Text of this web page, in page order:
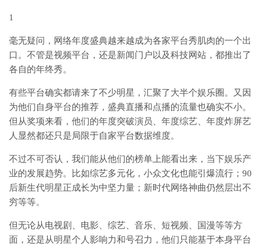
1
毫无疑问，网络年度盛典越来越成为各家平台秀肌肉的一个出
口。不管是视频平台，还是新闻门户以及科技网站，都推出了
各自的年终秀。
有些平台确实都请来了不少明星，汇聚了大半个娱乐圈。又因
为他们自身平台的推荐，盛典直播和点播的流量也确实不小。
但从奖项来看，他们的年度突破演员、年度综艺、年度炸屏艺
人显然都还只是局限于自家平台数据维度。
不过不可否认，我们能从他们的榜单上能看出来，当下娱乐产
业的发展趋势。比如综艺多元化，小众文化也能引爆流行；90
后新生代明星正成长为中坚力量；新时代网络神曲仍然层出不
穷等等。
但无论从电视剧、电影、综艺、音乐、短视频、国漫等等方
面，还是从明星个人影响力和号召力，他们只能基于本身平台